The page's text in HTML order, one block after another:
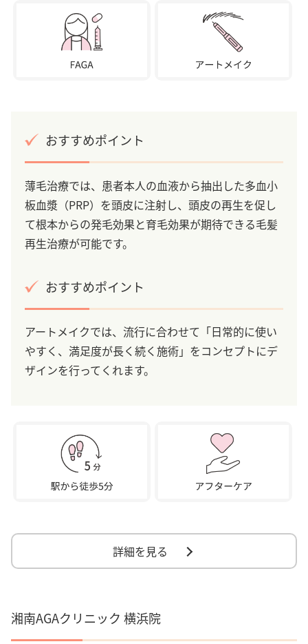
おすすめポイント
薄毛治療では、患者本人の血液から抽出した多血小
板血漿（PRP）を頭皮に注射し、頭皮の再生を促し
て根本からの発毛効果と育毛効果が期待できる毛髪
再生治療が可能です。
おすすめポイント
アートメイクでは、流行に合わせて「日常的に使い
やすく、満足度が長く続く施術」をコンセプトにデ
ザインを行ってくれます。
詳細を見る
湘南AGAクリニック 横浜院